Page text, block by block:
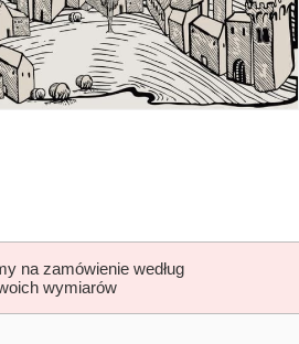
na zamówienie według
wymiarów